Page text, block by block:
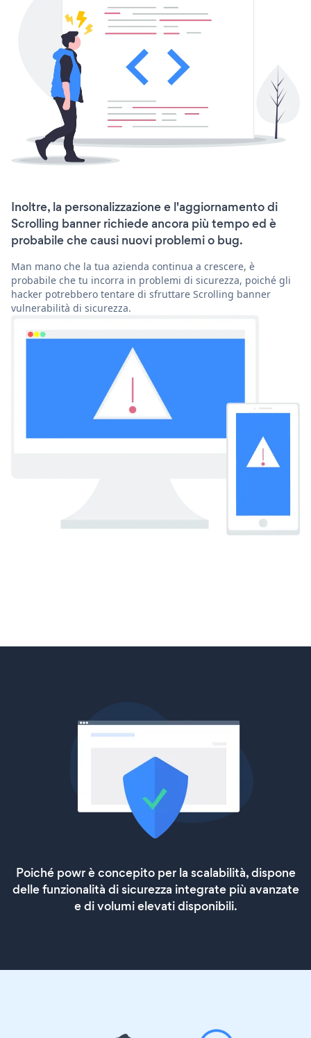
Inoltre, la personalizzazione e l'aggiornamento di
Scrolling banner richiede ancora più tempo ed è
probabile che causi nuovi problemi o bug.
Man mano che la tua azienda continua a crescere, è
probabile che tu incorra in problemi di sicurezza, poiché gli
hacker potrebbero tentare di sfruttare Scrolling banner
vulnerabilità di sicurezza.
Poiché powr è concepito per la scalabilità, dispone
delle funzionalità di sicurezza integrate più avanzate
e di volumi elevati disponibili.